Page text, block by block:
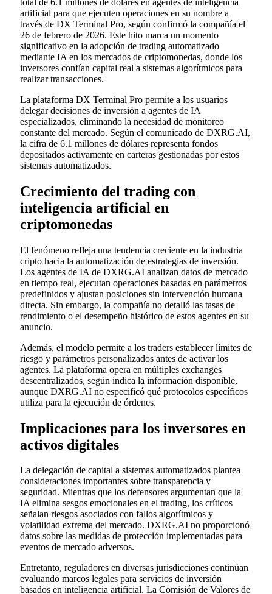
artificial para que ejecuten operaciones en su nombre a
través de DX Terminal Pro, según confirmó la compañía el
26 de febrero de 2026. Este hito marca un momento
significativo en la adopción de trading automatizado
mediante IA en los mercados de criptomonedas, donde los
inversores confían capital real a sistemas algorítmicos para
realizar transacciones.
La plataforma DX Terminal Pro permite a los usuarios
delegar decisiones de inversión a agentes de IA
especializados, eliminando la necesidad de monitoreo
constante del mercado. Según el comunicado de DXRG.AI,
la cifra de 6.1 millones de dólares representa fondos
depositados activamente en carteras gestionadas por estos
sistemas automatizados.
Crecimiento del trading con
inteligencia artificial en
criptomonedas
El fenómeno refleja una tendencia creciente en la industria
cripto hacia la automatización de estrategias de inversión.
Los agentes de IA de DXRG.AI analizan datos de mercado
en tiempo real, ejecutan operaciones basadas en parámetros
predefinidos y ajustan posiciones sin intervención humana
directa. Sin embargo, la compañía no detalló las tasas de
rendimiento o el desempeño histórico de estos agentes en su
anuncio.
Además, el modelo permite a los traders establecer límites de
riesgo y parámetros personalizados antes de activar los
agentes. La plataforma opera en múltiples exchanges
descentralizados, según indica la información disponible,
aunque DXRG.AI no especificó qué protocolos específicos
utiliza para la ejecución de órdenes.
Implicaciones para los inversores en
activos digitales
La delegación de capital a sistemas automatizados plantea
consideraciones importantes sobre transparencia y
seguridad. Mientras que los defensores argumentan que la
IA elimina sesgos emocionales en el trading, los críticos
señalan riesgos asociados con fallos algorítmicos y
volatilidad extrema del mercado. DXRG.AI no proporcionó
datos sobre las medidas de protección implementadas para
eventos de mercado adversos.
Entretanto, reguladores en diversas jurisdicciones continúan
evaluando marcos legales para servicios de inversión
basados en inteligencia artificial. La Comisión de Valores de